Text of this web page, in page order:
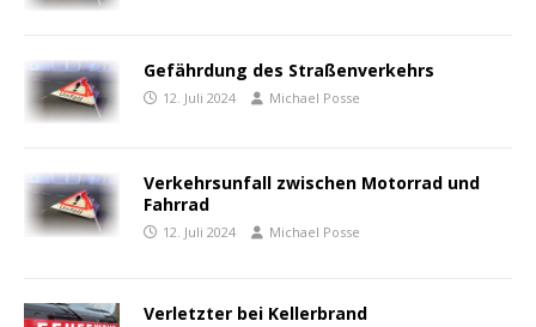
Gefährdung des Straßenverkehrs
12. Juli 2024 Michael Posse
Verkehrsunfall zwischen Motorrad und
Fahrrad
12. Juli 2024 Michael Posse
Verletzter bei Kellerbrand